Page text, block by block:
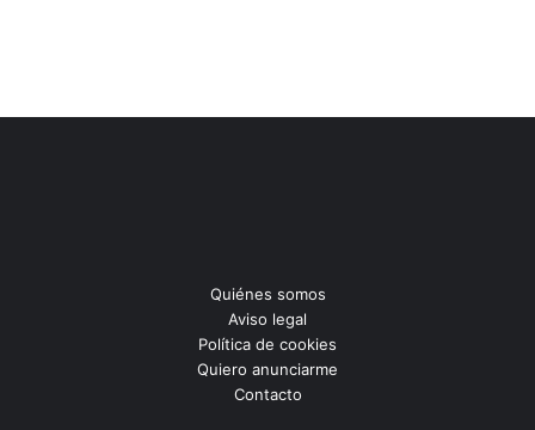
Quiénes somos
Aviso legal
Política de cookies
Quiero anunciarme
Contacto